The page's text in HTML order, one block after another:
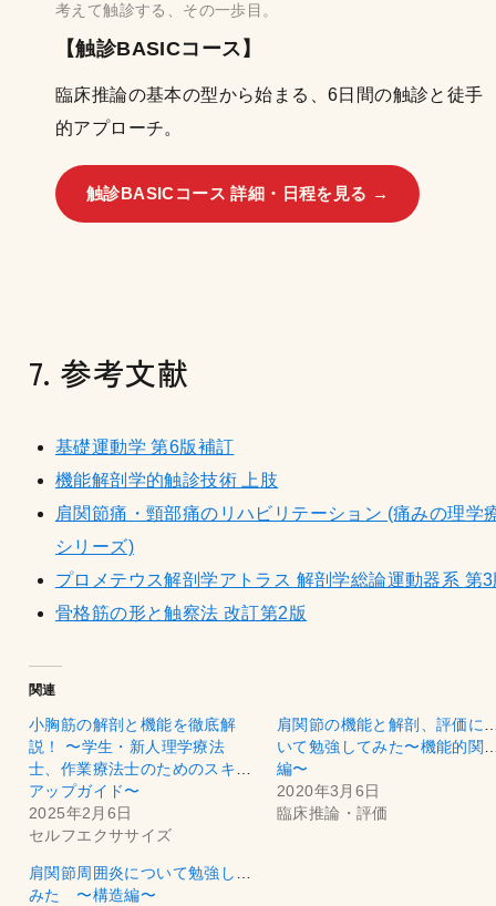
考えて触診する、その一歩目。
【触診BASICコース】
臨床推論の基本の型から始まる、6日間の触診と徒手
的アプローチ。
触診BASICコース 詳細・日程を見る →
7. 参考文献
基礎運動学 第6版補訂
機能解剖学的触診技術 上肢
肩関節痛・頸部痛のリハビリテーション (痛みの理学
シリーズ)
プロメテウス解剖学アトラス 解剖学総論運動器系 第
骨格筋の形と触察法 改訂第2版
関連
小胸筋の解剖と機能を徹底解
説！ 〜学生・新人理学療法
士、作業療法士のためのスキル
アップガイド〜
2025年2月6日
セルフエクササイズ
肩関節の機能と解剖、評価に
いて勉強してみた〜機能的関
編〜
2020年3月6日
臨床推論・評価
肩関節周囲炎について勉強して
みた 〜構造編〜